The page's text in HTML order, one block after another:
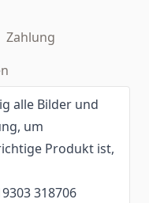
Zahlung
alle Bilder und
um
Produkt ist,
318706